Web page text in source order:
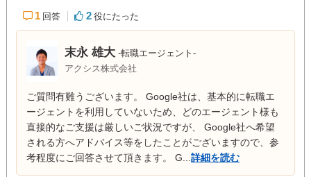
1 回答 2 役にたった
末永 雄大 -転職エージェント-
アクシス株式会社
ご質問有難うございます。 Google社は、基本的に転職エ
ージェントを利用していないため、どのエージェント様も
直接的なご支援は厳しいご状況ですが、 Google社へ希望
される方へアドバイス等をしたことがございますので、参
考程度にご回答させて頂きます。 G...詳細を読む